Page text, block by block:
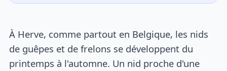
À Herve, comme partout en Belgique, les nids
de guêpes et de frelons se développent du
printemps à l'automne. Un nid proche d'une